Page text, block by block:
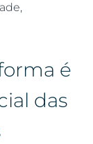
é
das